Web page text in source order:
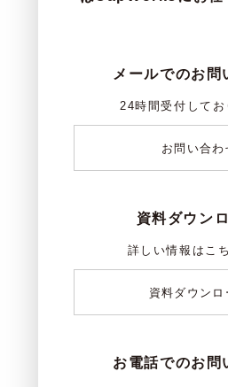
メールでのお問
24時間受付してお
お問い合わ
資料ダウン
詳しい情報はこ
資料ダウンロ
お電話でのお問